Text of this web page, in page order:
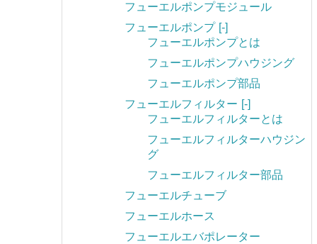
フューエルポンプモジュール
フューエルポンプ [-]
フューエルポンプとは
フューエルポンプハウジング
フューエルポンプ部品
フューエルフィルター [-]
フューエルフィルターとは
フューエルフィルターハウジン
グ
フューエルフィルター部品
フューエルチューブ
フューエルホース
フューエルエバポレーター